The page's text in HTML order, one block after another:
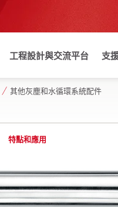
工程設計與交流平台 支
其他灰塵和水循環系統配件
特點和應用